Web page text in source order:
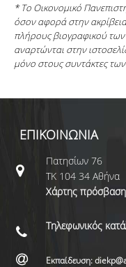
* Το Οικονομικό
όσον αφορά στην
πλήρους βιογραφικού
αναρτώνται στην
μόνο στους συντάκτες
ΕΠΙΚΟΙΝΩΝΙΑ
Πατησίων 76
ΤΚ 104 34 Αθήνα
Χάρτης
Τηλεφωνικός
Εκπαίδευση: